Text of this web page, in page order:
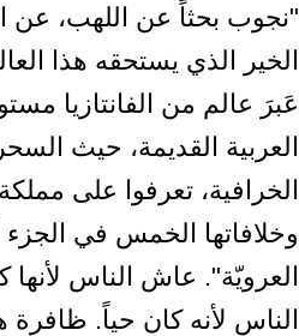
"نجوب بحثاً عن اللهب، عن
الخير الذي يستحقه هذا
عَبرَ عالم من الفانتازيا
العربية القديمة، حيث
الخرافية، تعرفوا على
وخلافاتها الخمس في الجزء
العرويّة". عاش الناس
الناس لأنه كان حياً. ظافرة